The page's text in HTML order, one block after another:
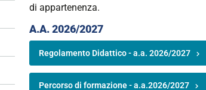
di appartenenza.
A.A. 2026/2027
Regolamento Didattico - a.a. 2026/2027
Percorso di formazione - a.a.2026/2027